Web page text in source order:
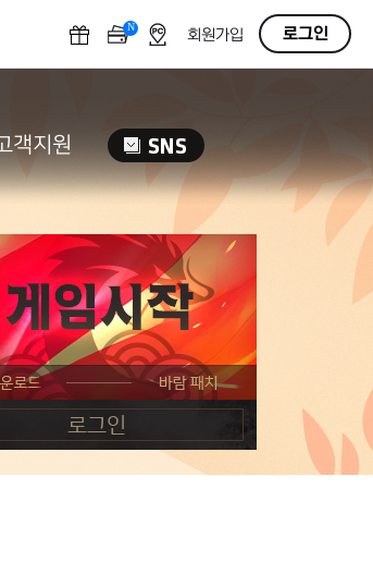
N OFF회원가입 로그인
객지원